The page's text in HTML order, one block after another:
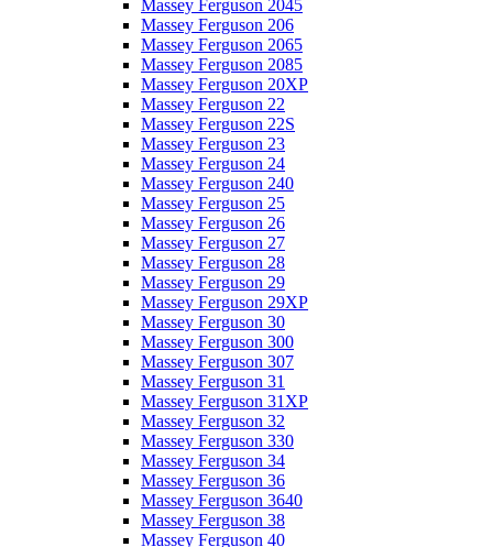
Massey Ferguson 2045
Massey Ferguson 206
Massey Ferguson 2065
Massey Ferguson 2085
Massey Ferguson 20XP
Massey Ferguson 22
Massey Ferguson 22S
Massey Ferguson 23
Massey Ferguson 24
Massey Ferguson 240
Massey Ferguson 25
Massey Ferguson 26
Massey Ferguson 27
Massey Ferguson 28
Massey Ferguson 29
Massey Ferguson 29XP
Massey Ferguson 30
Massey Ferguson 300
Massey Ferguson 307
Massey Ferguson 31
Massey Ferguson 31XP
Massey Ferguson 32
Massey Ferguson 330
Massey Ferguson 34
Massey Ferguson 36
Massey Ferguson 3640
Massey Ferguson 38
Massey Ferguson 40